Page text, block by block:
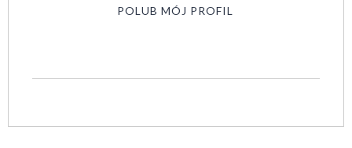
POLUB MÓJ PROFIL